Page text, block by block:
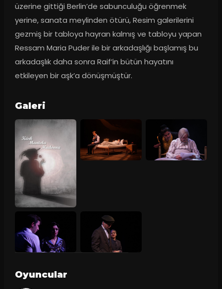
üzerine gittiği Berlin’de sabunculuğu öğrenmek
yerine, sanata meylinden ötürü, Resim galerilerini
gezmiş bir tabloya hayran kalmış ve tabloyu yapan
Ressam Maria Puder ile bir arkadaşlığı başlamış bu
arkadaşlık daha sonra Raif’in bütün hayatını
etkileyen bir aşk’a dönüşmüştür.
Galeri
Oyuncular